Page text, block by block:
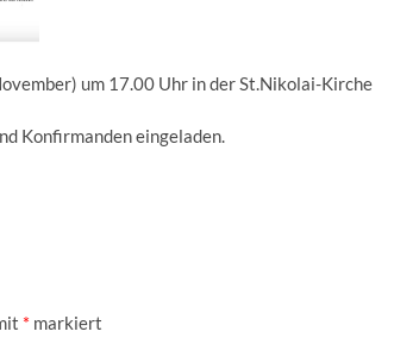
um 17.00 Uhr in der St.Nikolai-Kirche
Konfirmanden eingeladen.
* markiert